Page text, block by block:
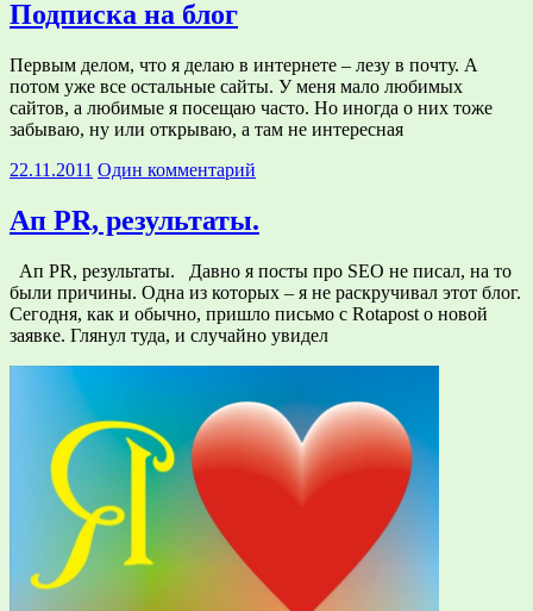
Подписка на блог
Первым делом, что я делаю в интернете – лезу в почту. А
потом уже все остальные сайты. У меня мало любимых
сайтов, а любимые я посещаю часто. Но иногда о них тоже
забываю, ну или открываю, а там не интересная
22.11.2011 Один комментарий
Ап PR, результаты.
Ап PR, результаты. Давно я посты про SEO не писал, на то
были причины. Одна из которых – я не раскручивал этот блог.
Сегодня, как и обычно, пришло письмо с Rotapost о новой
заявке. Глянул туда, и случайно увидел